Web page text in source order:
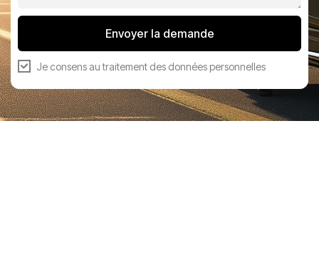
Envoyer la demande
Je consens autraitement des données personnelles